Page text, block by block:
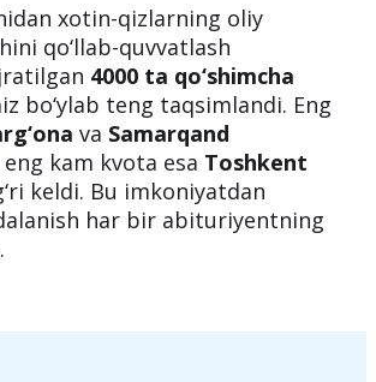
xotin-qizlarning oliy
qo‘llab-quvvatlash
4000 ta qo‘shimcha
bo‘ylab teng taqsimlandi. Eng
va Samarqand
kam kvota esa Toshkent
keldi. Bu imkoniyatdan
har bir abituriyentning